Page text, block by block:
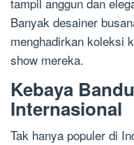
Banyak desainer
menghadirkan koleksi
show mereka.
Kebaya
Internasional
Tak hanya populer di